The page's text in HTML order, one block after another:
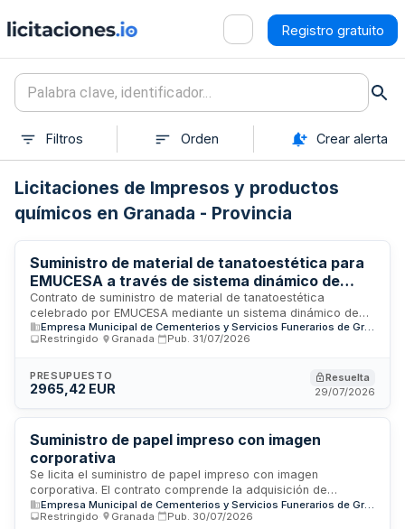
Registro gratuito
Filtros Orden Crear alerta
Licitaciones de Impresos y productos
químicos en Granada - Provincia
Suministro de material de tanatoestética para
EMUCESA a través de sistema dinámico de
adquisición
Contrato de suministro de material de tanatoestética
celebrado por EMUCESA mediante un sistema dinámico de
adquisición. El suministro incluye sudarios para inhumación
con cremallera, túnicas de algodón, cera moldeadora facial
única remesa con plazo máximo de diez días laborables. La
adjudicación se efectuará al licitador que presente la mejor
Empresa Municipal de Cementerios y Servicios Funerarios de Granada SA (EMUCESA)
Restringido
Granada Pub. 31/07/2026
PRESUPUESTO
2965,42 EUR
Resuelta
29/07/2026
Suministro de papel impreso con imagen
corporativa
Se licita el suministro de papel impreso con imagen
corporativa. El contrato comprende la adquisición de
material de papelería personalizado para uso administrativo
y corporativo del organismo contratante. Este tipo de
Restringido
Granada Pub. 30/07/2026